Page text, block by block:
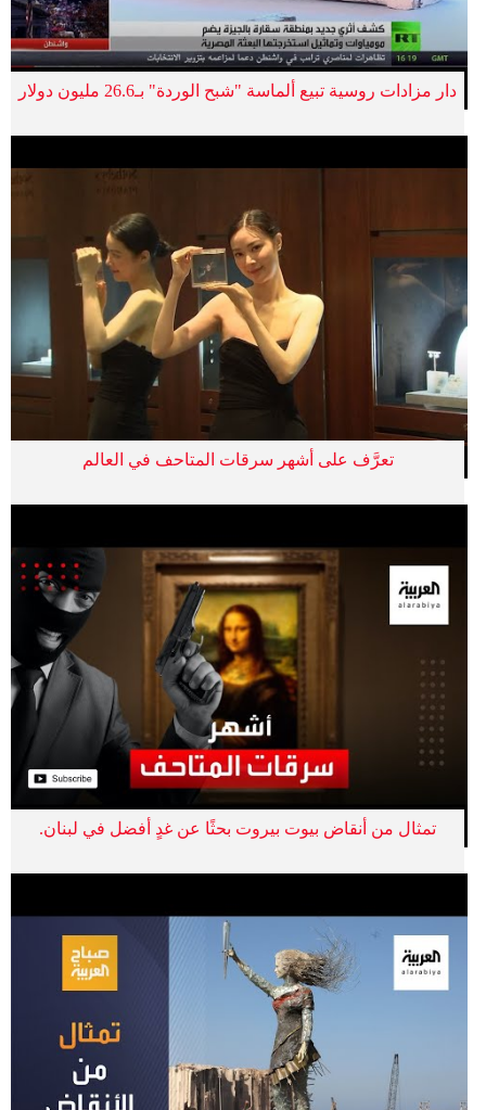
دار مزادات روسية تبيع ألماسة "شبح الوردة" بـ26.6 مليون دولار
تعرَّف على أشهر سرقات المتاحف في العالم
تمثال من أنقاض بيوت بيروت بحثًا عن غدٍ أفضل في لبنان.